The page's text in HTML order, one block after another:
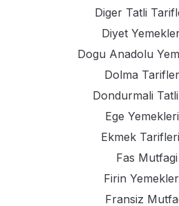
Diger Tatli
Diyet
Dogu Anadolu
Dolma
Dondurmali
Ege Yemekleri
Ekmek Tarifleri
Fas Mutfagi
Firin
Fransiz